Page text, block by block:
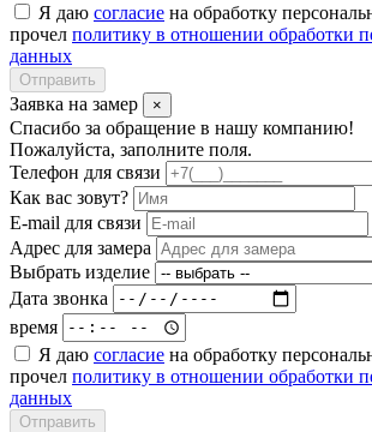
Я даю согласие на обработку
прочел политику в отношении обработки
данных
Отправить
Заявка на замер ×
Спасибо за обращение в нашу компанию!
Пожалуйста, заполните поля.
Телефон для связи
Как вас зовут?
E-mail для связи
Адрес для замера
Выбрать изделие
Дата звонка
время
Я даю согласие на обработку
прочел политику в отношении обработки
данных
Отправить